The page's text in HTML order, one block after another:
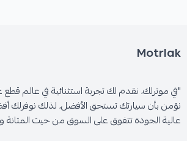
Motrlak
"في موترلك، نقدم لك تجربة استثنائية في عالم قطع
نؤمن بأن سيارتك تستحق الأفضل، لذلك نوفرلك
عالية الجودة تتفوق على السوق من حيث المتانة